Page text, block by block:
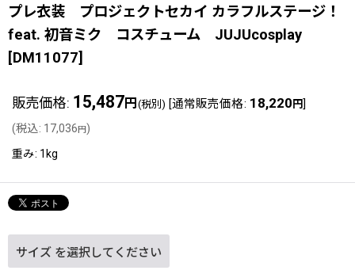
プレ衣装 プロジェクトセカイ カラフルステージ！
feat. 初音ミク コスチューム JUJUcosplay
[DM11077]
販売価格: 15,487円 (税別) [通常販売価格: 18,220 円]
(税込: 17,036円)
重み: 1kg
サイズ を選択してください